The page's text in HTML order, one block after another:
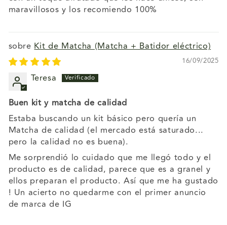
maravillosos y los recomiendo 100%
Kit de Matcha (Matcha + Batidor eléctrico)
16/09/2025
Teresa
Buen kit y matcha de calidad
Estaba buscando un kit básico pero quería un
Matcha de calidad (el mercado está saturado...
pero la calidad no es buena).
Me sorprendió lo cuidado que me llegó todo y el
producto es de calidad, parece que es a granel y
ellos preparan el producto. Así que me ha gustado
! Un acierto no quedarme con el primer anuncio
de marca de IG